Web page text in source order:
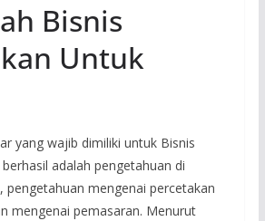
Bisnis
Untuk
yang wajib dimiliki untuk Bisnis
adalah pengetahuan di
pengetahuan mengenai percetakan
mengenai pemasaran. Menurut